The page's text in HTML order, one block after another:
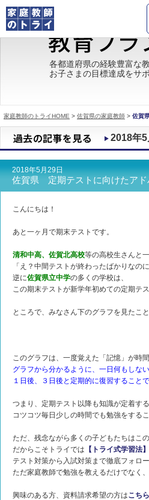
トライの教育理念
成績が上がる理由
都道府県別情報
合格体験談
キャンペーン情報
各都道府県の経験豊富な
お子さまの目標達成をサ
家庭教師のトライHOME > 佐賀県の家庭教師 > 佐賀
2018年5
2018年5月29日
佐賀県 定期テストに向けたアド
こんにちは！
あと一ヶ月で期末テストです。
清和中高、佐賀北高校等の高校生さんと
「え？中間テストが終わったばかりなの
逆に佐賀県立中学の多くの学校は、
この期末テストが新学年初めての定期テス
ところで、みなさん下のグラフを見たこ
このグラフは、一度覚えた「記憶」が時
グラフから分かるように、一日何もしな
１日後、３日後と定期的に復習すること
つまり、定期テスト以降も知識が定着す
コツコツ毎日少しの時間でも勉強をするこ
ただ、残念ながら多くの子どもたちはこ
だからこそトライでは 【トライ式学習法】
テスト対策から入試対策まで徹底フォロー
ただ家庭教師で勉強を教えるだけでなく
興味のある方、資料請求希望の方はこち